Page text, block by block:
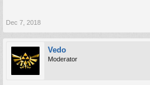
Dec 7, 2018
Vedo
Moderator